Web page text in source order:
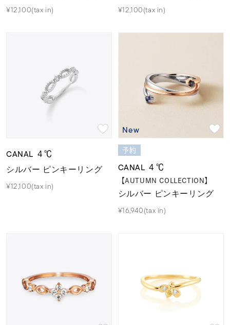
¥12,100(tax in) ¥12,100(tax in)
CANAL ４℃
シルバー ピンキーリング
¥12,100(tax in)
New
予約
CANAL ４℃
【AUTUMN COLLECTION】
シルバー ピンキーリング
¥16,940(tax in)